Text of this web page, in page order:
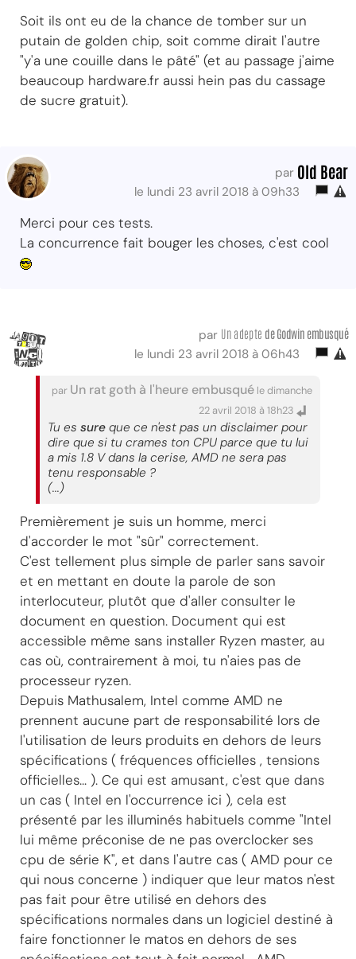
Soit ils ont eu de la chance de tomber sur un
putain de golden chip, soit comme dirait l'autre
"y'a une couille dans le pâté" (et au passage j'aime
beaucoup hardware.fr aussi hein pas du cassage
de sucre gratuit).
par Old Bear
le lundi 23 avril 2018 à 09h33
Merci pour ces tests.
La concurrence fait bouger les choses, c'est cool
par Un adepte de Godwin embusqué
le lundi 23 avril 2018 à 06h43
par Un rat goth à l'heure embusqué le dimanche
22 avril 2018 à 18h23
Tu es sure que ce n'est pas un disclaimer pour
dire que si tu crames ton CPU parce que tu lui
a mis 1.8 V dans la cerise, AMD ne sera pas
tenu responsable ?
(...)
Premièrement je suis un homme, merci
d'accorder le mot "sûr" correctement.
C'est tellement plus simple de parler sans savoir
et en mettant en doute la parole de son
interlocuteur, plutôt que d'aller consulter le
document en question. Document qui est
accessible même sans installer Ryzen master, au
cas où, contrairement à moi, tu n'aies pas de
processeur ryzen.
Depuis Mathusalem, Intel comme AMD ne
prennent aucune part de responsabilité lors de
l'utilisation de leurs produits en dehors de leurs
spécifications ( fréquences officielles , tensions
officielles... ). Ce qui est amusant, c'est que dans
un cas ( Intel en l'occurrence ici ), cela est
présenté par les illuminés habituels comme "Intel
lui même préconise de ne pas overclocker ses
cpu de série K", et dans l'autre cas ( AMD pour ce
qui nous concerne ) indiquer que leur matos n'est
pas fait pour être utilisé en dehors des
spécifications normales dans un logiciel destiné à
faire fonctionner le matos en dehors de ses